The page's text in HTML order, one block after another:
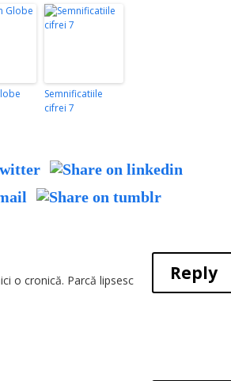
Semnificatiile
cifrei 7
o cronică. Parcă lipsesc
Reply